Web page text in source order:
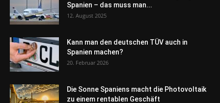
Spanien – das muss man...
12. August 2025
Kann man den deutschen TÜV auch in
Spanien machen?
20. Februar 2026
Die Sonne Spaniens macht die Photovoltaik
zu einem rentablen Geschäft